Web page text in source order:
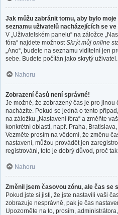
Jak můžu zabránit tomu, aby bylo
seznamu uživatelů nacházejících se ve
V „Uživatelském panelu“ na záložce
fóra“ najdete možnost Skrýt můj online
„Ano“, budete na seznamu viditelní jen
sebe. Budete počítán jako skrytý uživatel.
Nahoru
Zobrazení časů není správné!
Je možné, že zobrazený čas je pro jinou
nacházíte. Pokud se jedná o tento
na záložku „Nastavení fóra“ a změňte
konkrétní oblasti, např. Praha,
Vezměte prosím na vědomí, že změnu
nastavení, můžou provádět jen
registrováni, toto je dobrý důvod, proč tak
Nahoru
Změnil jsem časovou zónu, ale čas se
Pokud jste si jisti, že jste nastavili vaši
zobrazuje nesprávně, pak je čas
Upozorněte na to, prosím,